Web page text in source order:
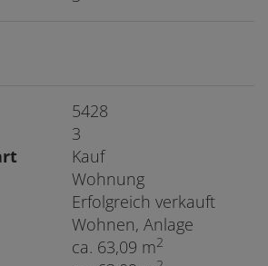
5428
3
Kauf
Wohnung
Erfolgreich verkauft
Wohnen Anlage
ca. 63,09 m2